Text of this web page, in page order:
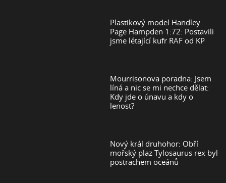
Plastikový model Handley
Page Hampden 1:72: Postavili
jsme létající kufr RAF od KP
Mourrisonova poradna: Jsem
líná a nic se mi nechce dělat:
Kdy jde o únavu a kdy o
lenost?
Nový král druhohor: Obří
mořský plaz Tylosaurus rex byl
postrachem oceánů